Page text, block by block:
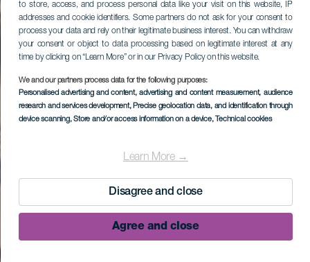
to store, access, and process personal data like your visit on this website, IP
addresses and cookie identifiers. Some partners do not ask for your consent to
process your data and rely on their legitimate business interest. You can withdraw
your consent or object to data processing based on legitimate interest at any
time by clicking on “Learn More” or in our Privacy Policy on this website.
We and our partners process data for the following purposes:
Personalised advertising and content, advertising and content measurement, audience
research and services development, Precise geolocation data, and identification through
device scanning, Store and/or access information on a device, Technical cookies
Learn More →
Disagree and close
Agree and close